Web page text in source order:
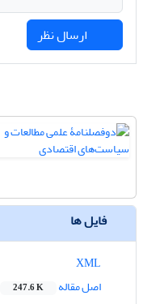
فایل ها
اصل مقاله
247.6 K